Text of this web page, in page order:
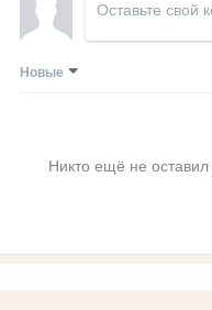
Новые
Никто ещё не